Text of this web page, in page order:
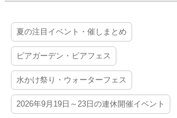
夏の注目イベント・催しまとめ
ビアガーデン・ビアフェス
水かけ祭り・ウォーターフェス
2026年9月19日～23日の連休開催イベント